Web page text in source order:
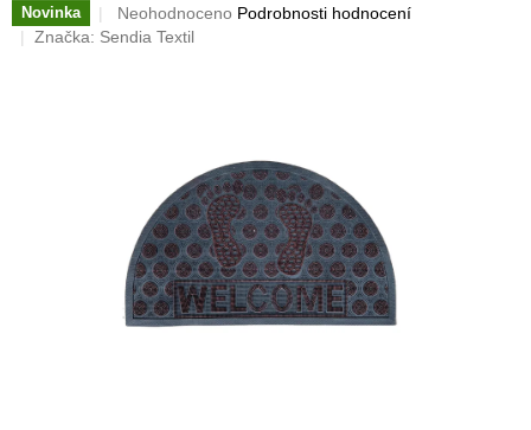
Novinka
Průměrné
hodnocení
Neohodnoceno Podrobnosti hodnocení
Značka: Sendia Textil